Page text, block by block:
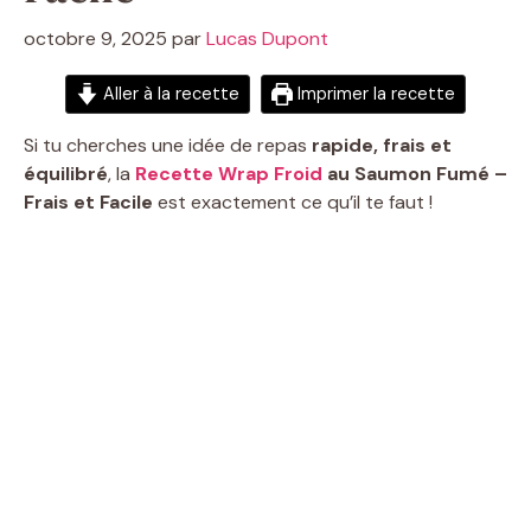
octobre 9, 2025 parLucas Dupont
Aller à la recette Imprimer la recette
Si tu cherches une idée de repas rapide, frais et
équilibré, la Recette Wrap Froid au Saumon Fumé –
Frais et Facile est exactement ce qu’il te faut !